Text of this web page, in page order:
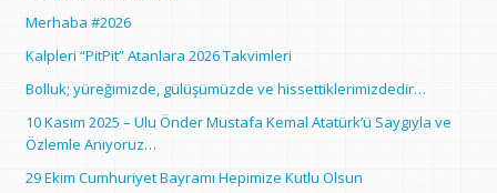
Merhaba #2026
Kalpleri “PitPit” Atanlara 2026 Takvimleri
Bolluk; yüreğimizde, gülüşümüzde ve hissettiklerimizdedir…
10 Kasım 2025 – Ulu Önder Mustafa Kemal Atatürk’ü Saygıyla ve
Özlemle Anıyoruz…
29 Ekim Cumhuriyet Bayramı Hepimize Kutlu Olsun